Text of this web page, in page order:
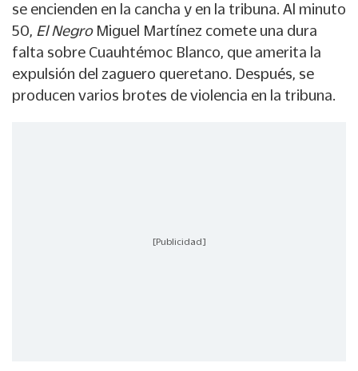
se encienden en la cancha y en la tribuna. Al minuto
50, El NegroMiguel Martínez comete una dura
falta sobre Cuauhtémoc Blanco, que amerita la
expulsión del zaguero queretano. Después, se
producen varios brotes de violencia en la tribuna.
[Publicidad]